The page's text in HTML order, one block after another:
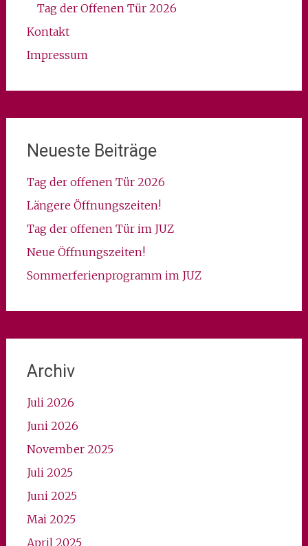
Tag der Offenen Tür 2026
Kontakt
Impressum
Neueste Beiträge
Tag der offenen Tür 2026
Längere Öffnungszeiten!
Tag der offenen Tür im JUZ
Neue Öffnungszeiten!
Sommerferienprogramm im JUZ
Archiv
Juli 2026
Juni 2026
November 2025
Juli 2025
Juni 2025
Mai 2025
April 2025